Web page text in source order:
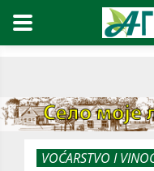
VOĆARSTVO I